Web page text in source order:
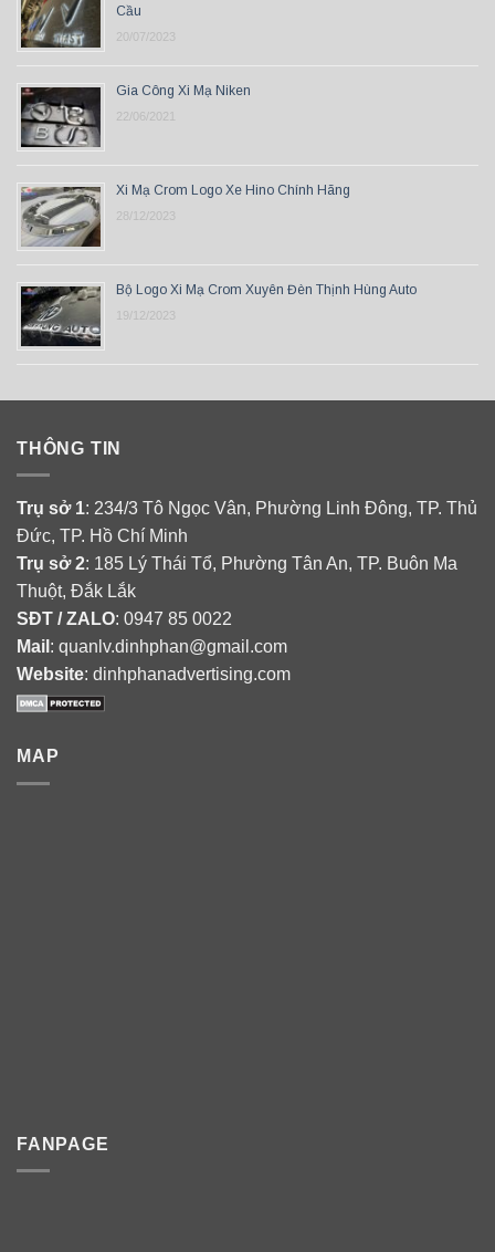
Cầu
20/07/2023
Gia Công Xi Mạ Niken
22/06/2021
Xi Mạ Crom Logo Xe Hino Chính Hãng
28/12/2023
Bộ Logo Xi Mạ Crom Xuyên Đèn Thịnh Hùng Auto
19/12/2023
THÔNG TIN
Trụ sở 1: 234/3 Tô Ngọc Vân, Phường Linh Đông, TP. Thủ
Đức, TP. Hồ Chí Minh
Trụ sở 2: 185 Lý Thái Tổ, Phường Tân An, TP. Buôn Ma
Thuột, Đắk Lắk
SĐT / ZALO: 0947 85 0022
Mail : quanlv.dinhphan@gmail.com
Website: dinhphanadvertising.com
MAP
FANPAGE